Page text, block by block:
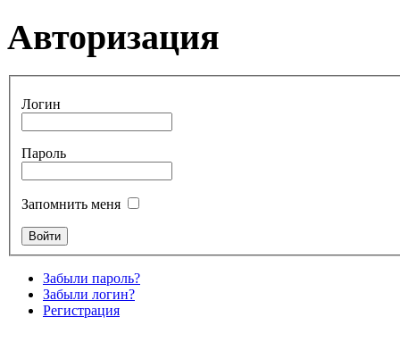
Авторизация
Логин
Пароль
Запомнить меня
Забыли пароль?
Забыли логин?
Регистрация